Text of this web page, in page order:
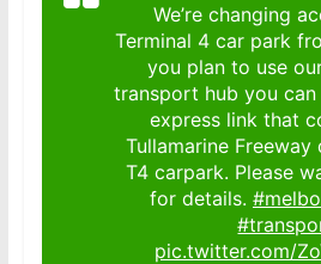
We’re changing
Terminal 4 car park
you plan to use
transport hub you
express link that
Tullamarine
T4 carpark. Please
for details.
pic.twitter.com/